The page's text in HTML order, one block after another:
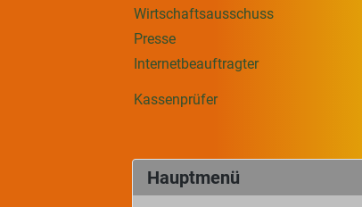
Hauptmenü
Wirtschaftsausschuss
Presse
Internetbeauftragter
Kassenprüfer